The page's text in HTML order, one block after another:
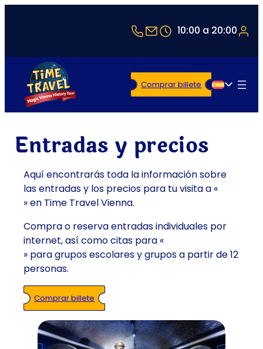
+43 1 5321514
office@timetravel-
10:00 a 20:00
Español
Comprar billete
Entradas y precios
Aquí encontrarás toda la información sobre
las entradas y los precios para tu visita a «
» en Time Travel Vienna.
Compra o reserva entradas individuales por
internet, así como citas para «
» para grupos escolares y grupos a partir de 12
personas.
Comprar billete